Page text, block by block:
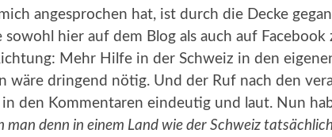
angesprochen hat, ist durch die Decke
sowohl hier auf dem Blog als auch auf
Mehr Hilfe in der Schweiz in den
wäre dringend nötig. Und der Ruf nach den
den Kommentaren eindeutig und laut. Nun
man denn in einem Land wie der Schweiz